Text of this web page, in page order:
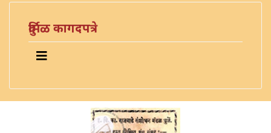
दुर्मिळ कागदपत्रे